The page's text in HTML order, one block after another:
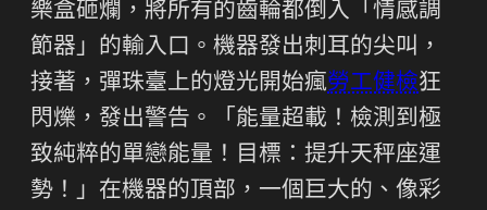
樂盒砸爛，將所有的齒輪都倒入「情感調
節器」的輸入口。機器發出刺耳的尖叫，
接著，彈珠臺上的燈光開始瘋勞工健檢狂
閃爍，發出警告。「能量超載！檢測到極
致純粹的單戀能量！目標：提升天秤座運
勢！」在機器的頂部，一個巨大的、像彩